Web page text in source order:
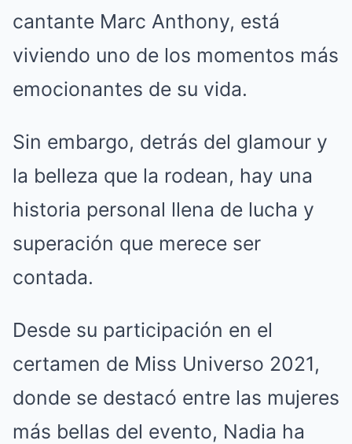
cantante Marc Anthony, está
viviendo uno de los momentos más
emocionantes de su vida.
Sin embargo, detrás del glamour y
la belleza que la rodean, hay una
historia personal llena de lucha y
superación que merece ser
contada.
Desde su participación en el
certamen de Miss Universo 2021,
donde se destacó entre las mujeres
más bellas del evento, Nadia ha